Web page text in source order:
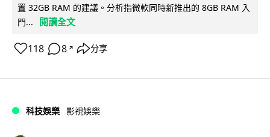
置 32GB RAM 的建議。分析指微軟同時新推出的 8GB RAM 入
門...
閱讀全文
118 8 ↗ 分享
科技娛樂 影視娛樂